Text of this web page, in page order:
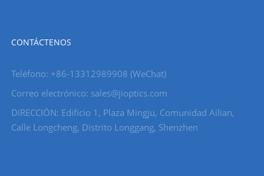
CONTÁCTENOS
Teléfono: +86-13312989908 (WeChat)
Correo electrónico: sales@jioptics.com
DIRECCIÓN: Edificio 1, Plaza Mingju, Comunidad Ailian,
Calle Longcheng, Distrito Longgang, Shenzhen